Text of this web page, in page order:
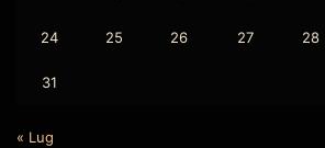
24 25 26 27 28
31
« Lug